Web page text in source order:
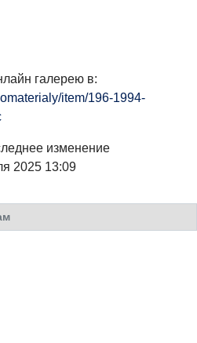
галерею в:
item/196-1994-
изменение
2025 13:09